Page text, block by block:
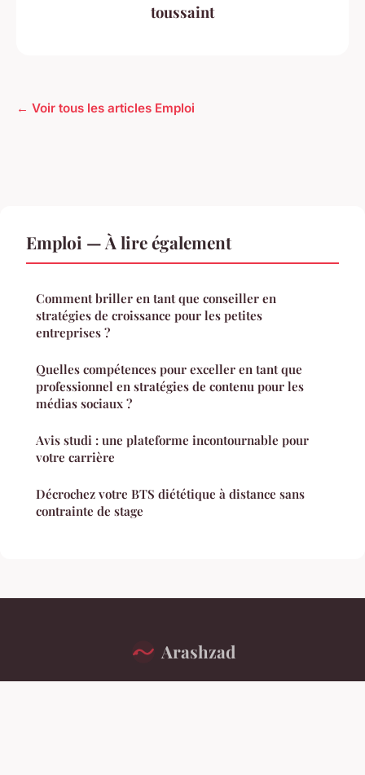
toussaint
← Voir tous les articles Emploi
Emploi — À lire également
Comment briller en tant que conseiller en
stratégies de croissance pour les petites
entreprises ?
Quelles compétences pour exceller en tant que
professionnel en stratégies de contenu pour les
médias sociaux ?
Avis studi : une plateforme incontournable pour
votre carrière
Décrochez votre BTS diététique à distance sans
contrainte de stage
Arashzad